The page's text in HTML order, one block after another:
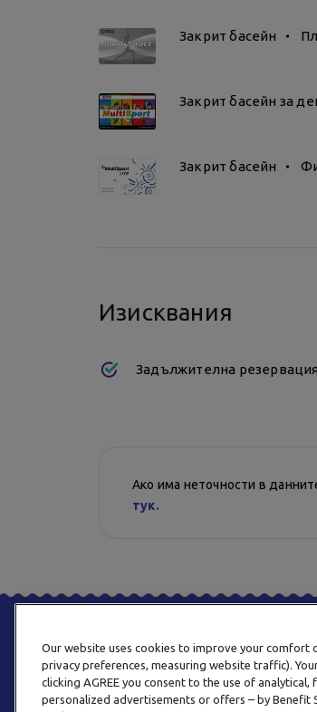
Закрит басейн
Закрит басейн за
Закрит басейн
Изисквания
Задължителна резервация
Ако има неточности в
тук.
Our website uses cookies to improve your
privacy preferences, measuring website traffic).
clicking AGREE you consent to the use of
personalized advertisements or offers – by Benefit